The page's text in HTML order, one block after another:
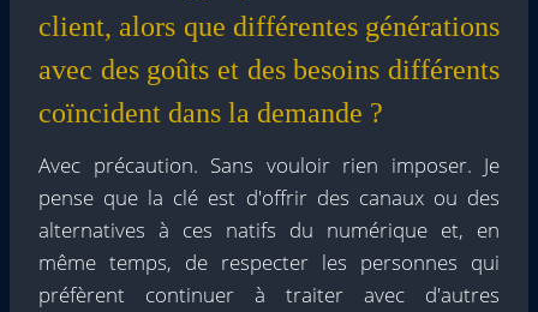
client, alors que différentes générations
avec des goûts et des besoins différents
coïncident dans la demande ?
Avec précaution. Sans vouloir rien imposer. Je
pense que la clé est d'offrir des canaux ou des
alternatives à ces natifs du numérique et, en
même temps, de respecter les personnes qui
préfèrent continuer à traiter avec d'autres